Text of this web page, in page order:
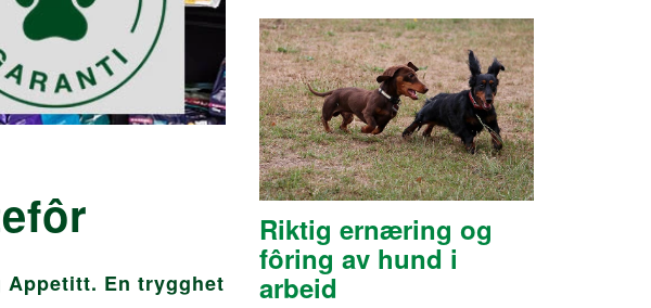
En trygghet
Riktig ernæring og
fôring av hund i
arbeid